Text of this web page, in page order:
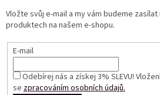
Vložte svůj e-mail a my vám budeme
produktech na našem e-shopu.
E-mail
Odebírej nás a získej 3% SLEVU!
sezpracováním osobních údajů.